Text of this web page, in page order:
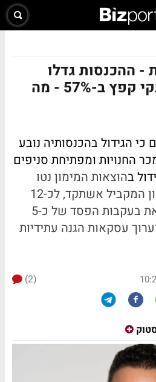
- ההכנסות גדלו
ב-18% והרווח הנקי קפץ ב-57% - מה
הגידול בהכנסותיה נובע
של 16.9% במכר החנויות ומפתיחת סניפים
בהוצאות המימון נטו
ממיליון שקלים ברבעון המקביל אשתקד, לכ-12
מיליון שקלים כעת, זאת בעקבות הפסד של כ-5
עסקאות הגנה עתידיות
(2)